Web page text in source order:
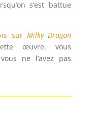
s’est battue
sur Milky Dragon
œuvre, vous
ne l’avez pas